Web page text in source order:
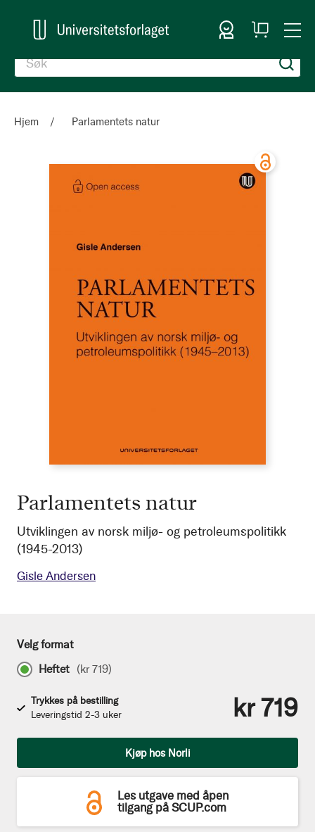
Logg inn
Handlekurv
Hjem Parlamentets natur
Parlamentets natur
Utviklingen av norsk miljø- og petroleumspolitikk
(1945-2013)
Gisle Andersen
Velg format
Heftet (kr 719)
Trykkes på bestilling
Leveringstid 2-3 uker
kr 719
Kjøp hos Norli
Les utgave med åpen
tilgang på SCUP.com